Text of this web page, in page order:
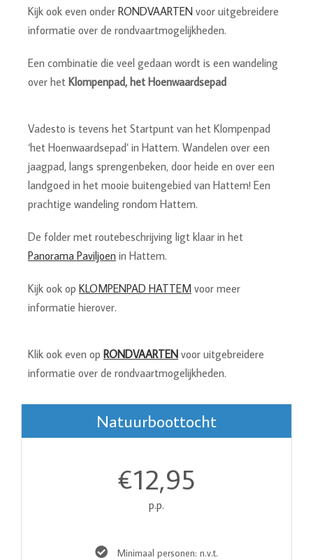
Kijk ook even onder RONDVAARTEN voor uitgebreidere
informatie over de rondvaartmogelijkheden.
Een combinatie die veel gedaan wordt is een wandeling
over het Klompenpad, het Hoenwaardsepad
Vadesto is tevens het Startpunt van het Klompenpad
‘het Hoenwaardsepad’ in Hattem. Wandelen over een
jaagpad, langs sprengenbeken, door heide en over een
landgoed in het mooie buitengebied van Hattem! Een
prachtige wandeling rondom Hattem.
De folder met routebeschrijving ligt klaar in het
Panorama Paviljoen in Hattem.
Kijk ook op KLOMPENPAD HATTEM voor meer
informatie hierover.
Klik ook even op RONDVAARTEN voor uitgebreidere
informatie over de rondvaartmogelijkheden.
Natuurboottocht
€12,95
p.p.
Minimaal personen: n.v.t.